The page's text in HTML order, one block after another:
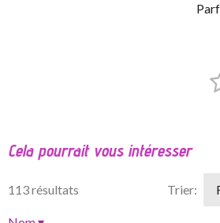
u
t
Cela pourrait vous intéresser
113 résultats Trier: